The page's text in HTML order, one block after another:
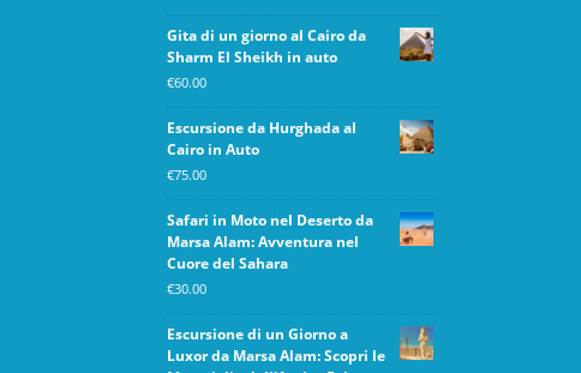
Gita di un giorno al Cairo da
Sharm El Sheikh in auto
€60.00
Escursione da Hurghada al
Cairo in Auto
€75.00
Safari in Moto nel Deserto da
Marsa Alam: Avventura nel
Cuore del Sahara
€30.00
Escursione di un Giorno a
Luxor da Marsa Alam: Scopri le